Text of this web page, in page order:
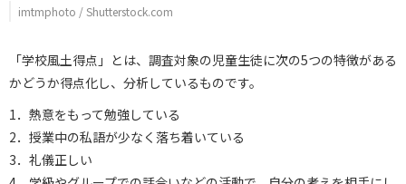
imtmphoto / Shutterstock.com
「学校風土得点」とは、調査対象の児童生徒に次の5つの特徴がある
かどうか得点化し、分析しているものです。
1．熱意をもって勉強している
2．授業中の私語が少なく落ち着いている
3．礼儀正しい